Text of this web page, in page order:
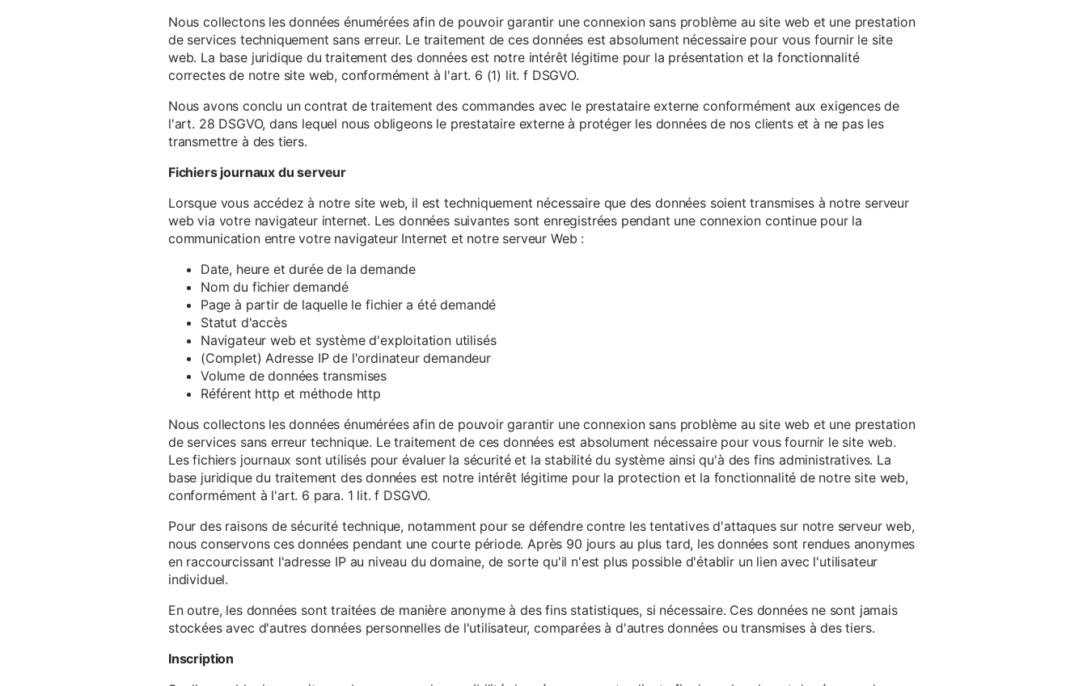
Nous collectons les données énumérées afin de pouvoir garantir une connexion sans problème au site web et une prestation
de services techniquement sans erreur. Le traitement de ces données est absolument nécessaire pour vous fournir le site
web. La base juridique du traitement des données est notre intérêt légitime pour la présentation et la fonctionnalité
correctes de notre site web, conformément à l'art. 6 (1) lit. f DSGVO.
Nous avons conclu un contrat de traitement des commandes avec le prestataire externe conformément aux exigences de
l'art. 28 DSGVO, dans lequel nous obligeons le prestataire externe à protéger les données de nos clients et à ne pas les
transmettre à des tiers.
Fichiers journaux du serveur
Lorsque vous accédez à notre site web, il est techniquement nécessaire que des données soient transmises à notre serveur
web via votre navigateur internet. Les données suivantes sont enregistrées pendant une connexion continue pour la
communication entre votre navigateur Internet et notre serveur Web :
Date, heure et durée de la demande
Nom du fichier demandé
Page à partir de laquelle le fichier a été demandé
Statut d'accès
Navigateur web et système d'exploitation utilisés
(Complet) Adresse IP de l'ordinateur demandeur
Volume de données transmises
Référent http et méthode http
Nous collectons les données énumérées afin de pouvoir garantir une connexion sans problème au site web et une prestation
de services sans erreur technique. Le traitement de ces données est absolument nécessaire pour vous fournir le site web.
Les fichiers journaux sont utilisés pour évaluer la sécurité et la stabilité du système ainsi qu'à des fins administratives. La
base juridique du traitement des données est notre intérêt légitime pour la protection et la fonctionnalité de notre site web,
conformément à l'art. 6 para. 1 lit. f DSGVO.
Pour des raisons de sécurité technique, notamment pour se défendre contre les tentatives d'attaques sur notre serveur web,
nous conservons ces données pendant une courte période. Après 90 jours au plus tard, les données sont rendues anonymes
en raccourcissant l'adresse IP au niveau du domaine, de sorte qu'il n'est plus possible d'établir un lien avec l'utilisateur
individuel.
En outre, les données sont traitées de manière anonyme à des fins statistiques, si nécessaire. Ces données ne sont jamais
stockées avec d'autres données personnelles de l'utilisateur, comparées à d'autres données ou transmises à des tiers.
Inscription